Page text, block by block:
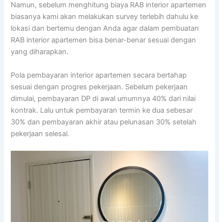
Namun, sebelum menghitung biaya RAB interior apartemen
biasanya kami akan melakukan survey terlebih dahulu ke
lokasi dan bertemu dengan Anda agar dalam pembuatan
RAB interior apartemen bisa benar-benar sesuai dengan
yang diharapkan.
Pola pembayaran interior apartemen secara bertahap
sesuai dengan progres pekerjaan. Sebelum pekerjaan
dimulai, pembayaran DP di awal umumnya 40% dari nilai
kontrak. Lalu untuk pembayaran termin ke dua sebesar
30% dan pembayaran akhir atau pelunasan 30% setelah
pekerjaan selesai.